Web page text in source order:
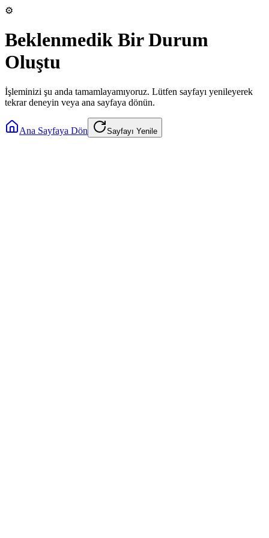
⚙️
Beklenmedik Bir Durum
Oluştu
İşleminizi şu anda tamamlayamıyoruz. Lütfen sayfayı yenileyerek
tekrar deneyin veya ana sayfaya dönün.
Ana Sayfaya Dön Sayfayı Yenile